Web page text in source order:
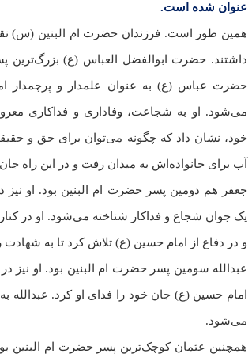
عنوان شده است.
همین طور است. فرزندان حضرت ام البنین (س)
داشتند. حضرت ابوالفضل العباس (ع) بزرگ‌ترین
حضرت عباس (ع) به عنوان علمدار و پرچمدار
می‌شود. او به شجاعت، وفاداری و فداکاری
خود، نشان داد که چگونه می‌توان برای حق و
آب برای خانواده‌اش به میدان رفت و در این راه
جعفر هم دومین پسر حضرت ام البنین بود. او
یک جوان شجاع و فداکار شناخته می‌شود. او در
و در دفاع از امام حسین (ع) تلاش کرد تا به شهادت
عبدالله سومین پسر حضرت ام البنین بود. او نیز
امام حسین (ع) جان خود را فدای او کرد. عبدالله
می‌شود.
همچنین عثمان کوچک‌ترین پسر حضرت ام البنین